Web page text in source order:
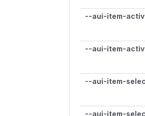
--aui-item-
--aui-item-
--aui-item-
--aui-item-